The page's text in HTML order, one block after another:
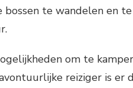
te wandelen en
om te
reiziger is er